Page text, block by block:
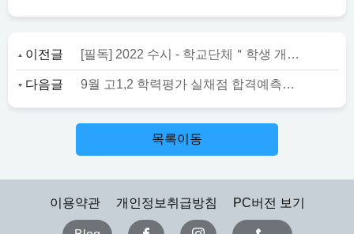
이전글 [필독] 2022 수시 - 학교단체＂학생 개인용 아이디 접속자＂(모의)수시배치표 일부 서비스 제한 기간 공지
다음글 9월 고1,2 학력평가 실채점 합격예측서비스 오픈
목록이동
이용약관 개인정보취급방침 PC버전 보기